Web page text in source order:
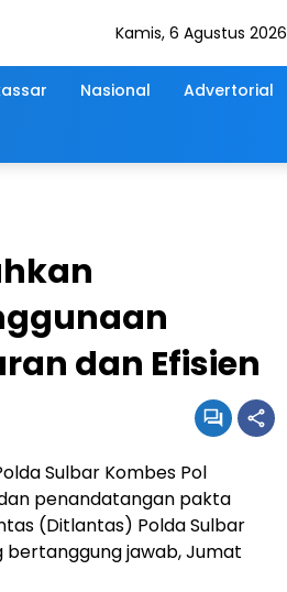
Kamis, 6 Agustus 2026
Nasional Advertorial
dan Efisien
Sulbar Kombes Pol
penandatangan pakta
(Ditlantas) Polda Sulbar
jawab, Jumat